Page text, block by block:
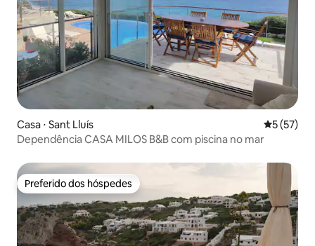
Casa ⋅ Sant Lluís 5 de uma
5 (57)
Dependência CASA MILOS B&B com piscina no mar
Preferido dos hóspedes
Preferido dos hóspedes